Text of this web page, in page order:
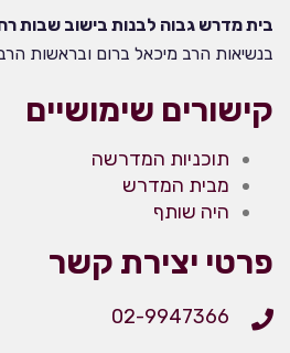
בית מדרש גבוה לבנות בישוב שבות
בנשיאות הרב מיכאל ברום ובראשות הרב
קישורים שימושיים
תוכניות המדרשה
מבית המדרש
היה שותף
פרטי יצירת קשר
02-9947366